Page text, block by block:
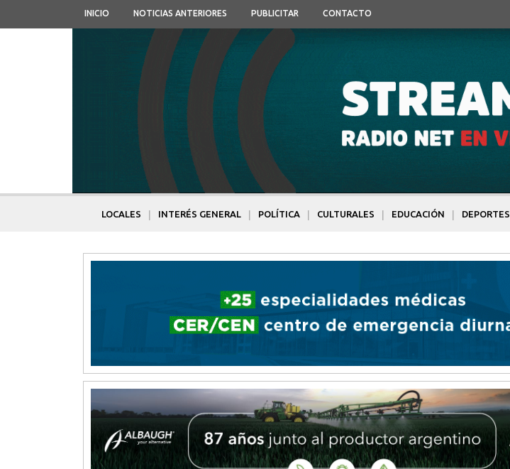
INICIO NOTICIAS ANTERIORES PUBLICITAR CONTACTO
LOCALES | INTERÉS GENERAL | POLÍTICA | CULTURALES | EDUCACIÓN | DEPORTES